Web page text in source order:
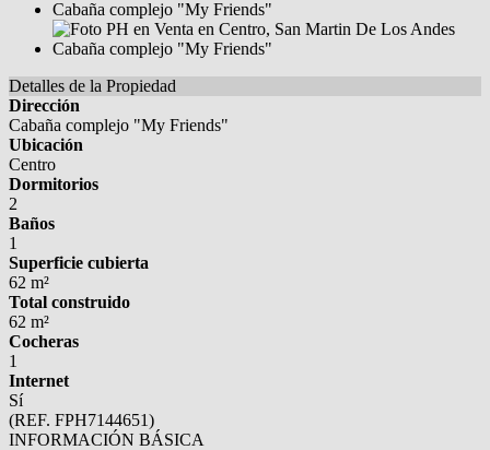
Detalles de la Propiedad
Dirección
Cabaña complejo "My Friends"
Ubicación
Centro
Dormitorios
2
Baños
1
Superficie cubierta
62 m²
Total construido
62 m²
Cocheras
1
Internet
Sí
(REF. FPH7144651)
INFORMACIÓN BÁSICA